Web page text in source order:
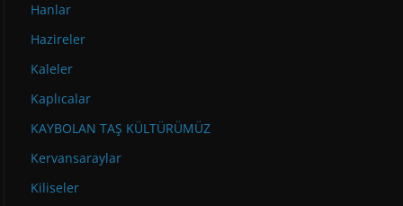
Hanlar
Hazireler
Kaleler
Kaplıcalar
KAYBOLAN TAŞ KÜLTÜRÜMÜZ
Kervansaraylar
Kiliseler